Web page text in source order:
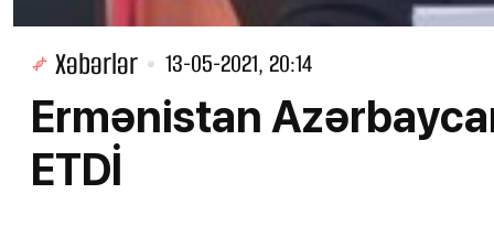
Xəbərlər 13-05-2021, 20:14
Ermənistan
ETDİ